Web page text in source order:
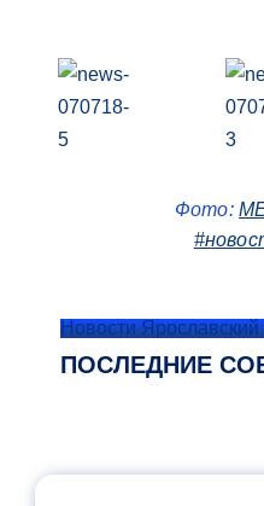
Фото:
Новости Ярославский
ПОСЛЕДНИЕ